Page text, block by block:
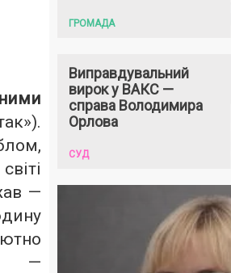
—
—
ГРОМАДА
Виправдувальний
вирок у ВАКС —
справа Володимира
Орлова
СУД